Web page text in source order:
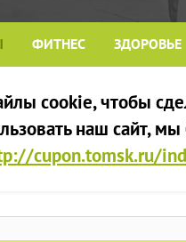
ФИТНЕС ЗДОРОВЬЕ
сookie, чтобы
наш сайт,
cupon.tomsk.ru/